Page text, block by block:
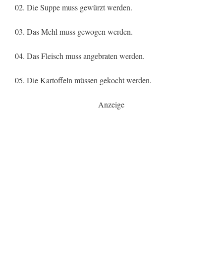
02. Die Suppe muss gewürzt werden.
03. Das Mehl muss gewogen werden.
04. Das Fleisch muss angebraten werden.
05. Die Kartoffeln müssen gekocht werden.
Anzeige